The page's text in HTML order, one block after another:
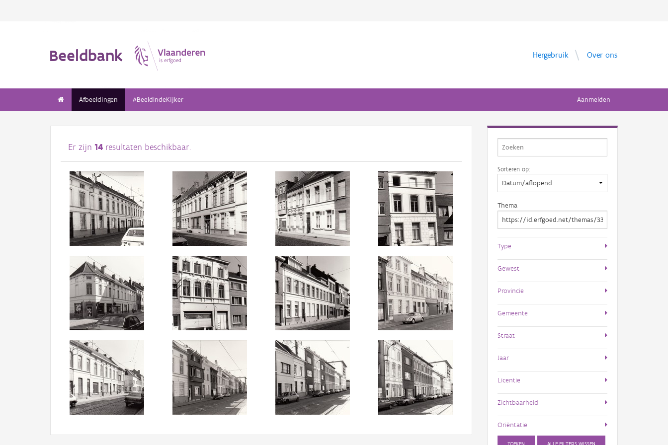
Beeldbank Hergebruik Over ons
Afbeeldingen #BeeldIndeKijker Aanmelden
Er zijn 14 resultaten beschikbaar.
Sorteren op:
Thema
Type
Gewest
Provincie
Gemeente
Straat
Jaar
Licentie
Zichtbaarheid
Oriëntatie